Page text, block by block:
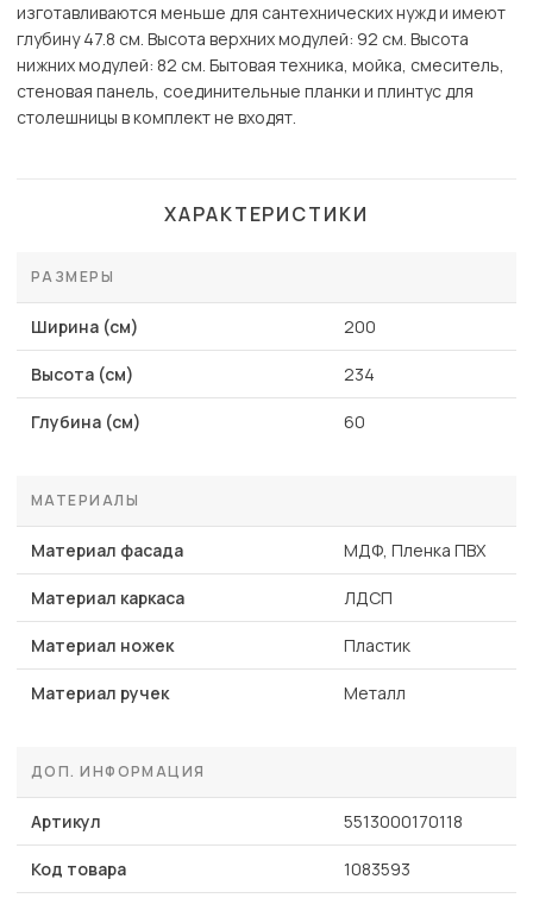
изготавливаются меньше для сантехнических нужд и имеют
глубину 47.8 см. Высота верхних модулей: 92 см. Высота
нижних модулей: 82 см. Бытовая техника, мойка, смеситель,
стеновая панель, соединительные планки и плинтус для
столешницы в комплект не входят.
ХАРАКТЕРИСТИКИ
РАЗМЕРЫ
Ширина (см) 200
Высота (см) 234
Глубина (см) 60
МАТЕРИАЛЫ
Материал фасада МДФ, Пленка ПВХ
Материал каркаса ЛДСП
Материал ножек Пластик
Материал ручек Металл
ДОП. ИНФОРМАЦИЯ
Артикул 5513000170118
Код товара 1083593